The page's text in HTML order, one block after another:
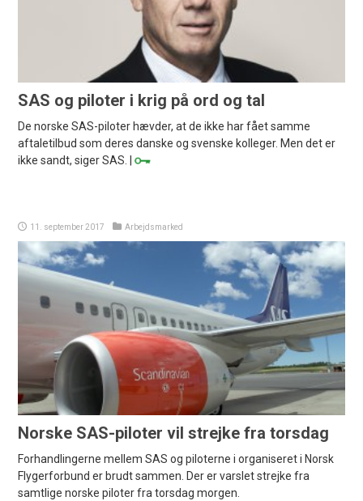
SAS og piloter i krig på ord og tal
De norske SAS-piloter hævder, at de ikke har fået samme
aftaletilbud som deres danske og svenske kolleger. Men det er
ikke sandt, siger SAS. |
11. september 2017 Arbejdsmarked
Norske SAS-piloter vil strejke fra torsdag
Forhandlingerne mellem SAS og piloterne i organiseret i Norsk
Flygerforbund er brudt sammen. Der er varslet strejke fra
samtlige norske piloter fra torsdag morgen.